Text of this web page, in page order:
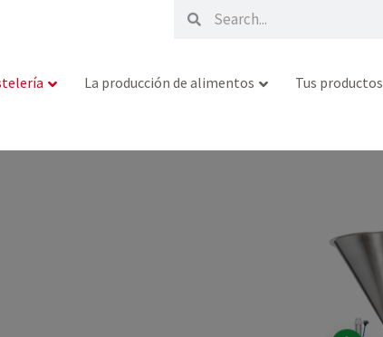
BuscarBuscar
La producción de alimentos Tus productos